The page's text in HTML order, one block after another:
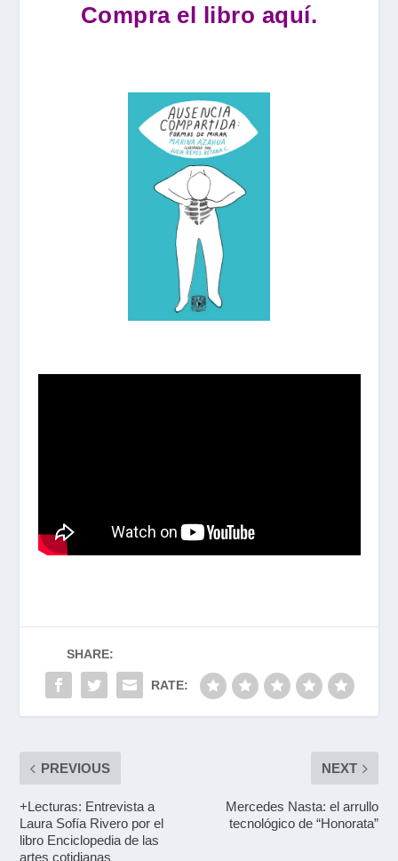
Compra el libro aquí.
SHARE:
RATE:
PREVIOUS
+Lecturas: Entrevista a
Laura Sofía Rivero por el
libro Enciclopedia de las
artes cotidianas
NEXT
Mercedes Nasta: el arrullo
tecnológico de “Honorata”